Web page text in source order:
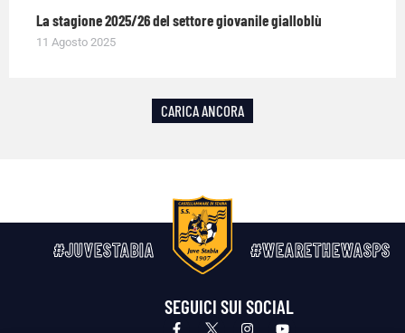
La stagione 2025/26 del settore giovanile gialloblù
11 Agosto 2025
CARICA ANCORA
#JUVESTABIA #WEARETHEWASPS
SEGUICI SUI SOCIAL